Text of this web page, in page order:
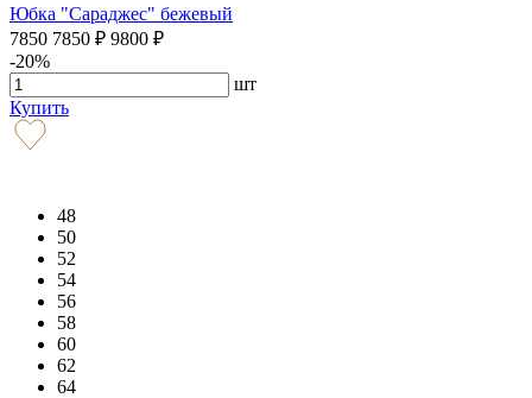
Юбка "Сараджес" бежевый
7850 7850 ₽ 9800 ₽
-20%
шт
Купить
48
50
52
54
56
58
60
62
64